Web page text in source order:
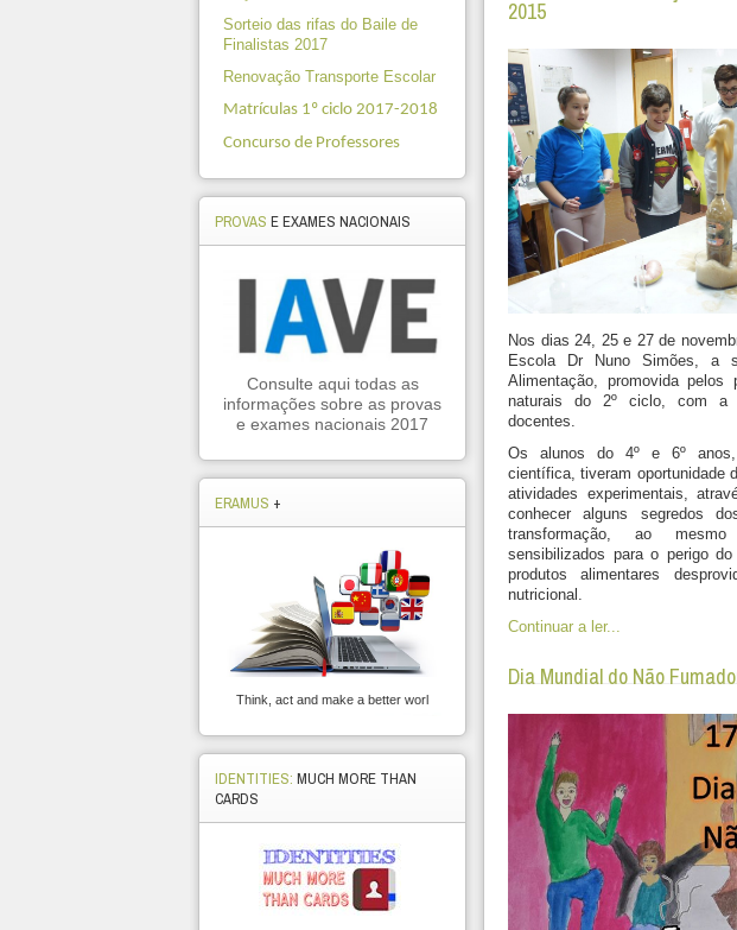
2015
Nos dias 24, 25 e 27 de
Escola Dr Nuno Simões, a
Alimentação, promovida pelos
naturais do 2º ciclo, com a
docentes.
Os alunos do 4º e 6º
científica, tiveram oportunidade
atividades experimentais,
conhecer alguns segredos
transformação, ao
sensibilizados para o perigo
produtos alimentares
nutricional.
Continuar a ler...
Dia Mundial do Não
Sorteio das rifas do Baile de
Finalistas 2017
Renovação Transporte Escolar
Matrículas 1º ciclo 2017-2018
Concurso de Professores
PROVAS E EXAMES NACIONAIS
Consulte aqui todas as
informações sobre as provas
e exames nacionais 2017
ERAMUS +
Think, act and make a better worl
IDENTITIES: MUCH MORE THAN
CARDS